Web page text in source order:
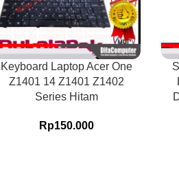
Keyboard Laptop Acer One
Z1401 14 Z1401 Z1402
Series Hitam
Rp150.000